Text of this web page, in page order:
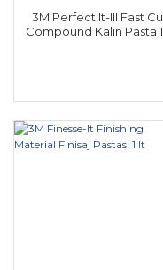
3M Perfect It-III Fast
Compound Kalın Pasta